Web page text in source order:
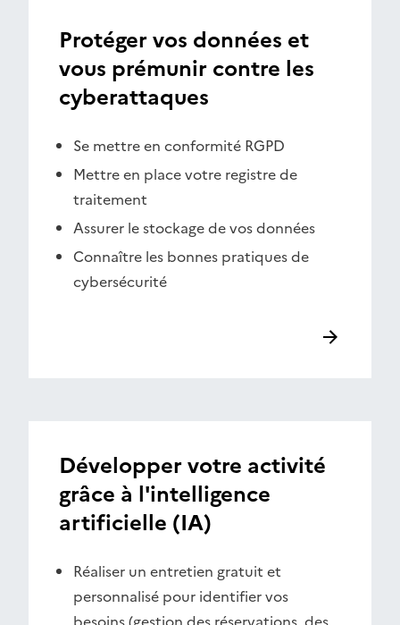
Protéger vos données et
vous prémunir contre les
cyberattaques
Se mettre en conformité RGPD
Mettre en place votre registre de
traitement
Assurer le stockage de vos données
Connaître les bonnes pratiques de
cybersécurité
Développer votre activité
grâce à l'intelligence
artificielle (IA)
Réaliser un entretien gratuit et
personnalisé pour identifier vos